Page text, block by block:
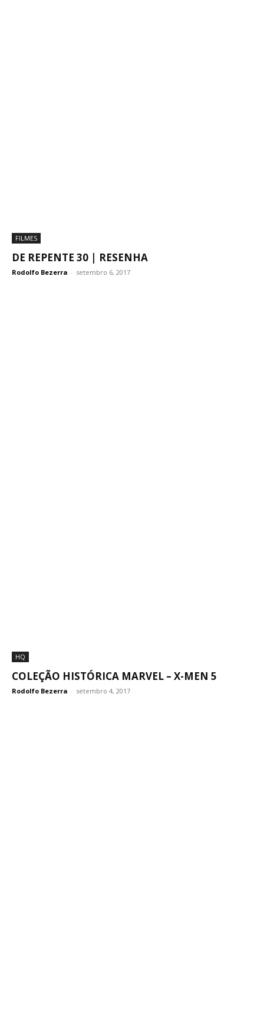
FILMES
DE REPENTE 30 | RESENHA
Rodolfo Bezerra - setembro 6, 2017
HQ
COLEÇÃO HISTÓRICA MARVEL – X-MEN 5
Rodolfo Bezerra - setembro 4, 2017